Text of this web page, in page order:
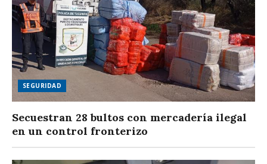
SEGURIDAD
Secuestran 28 bultos con mercadería ilegal
en un control fronterizo